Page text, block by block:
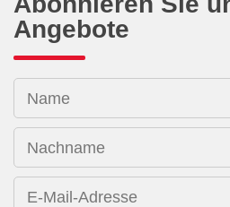
Angebote
Name
Nachname
E-Mail-Adresse